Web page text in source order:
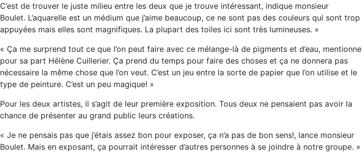
C’est de trouver le juste milieu entre les deux que je trouve intéressant, indique monsieur
Boulet. L’aquarelle est un médium que j’aime beaucoup, ce ne sont pas des couleurs qui sont trop
appuyées mais elles sont magnifiques. La plupart des toiles ici sont très lumineuses. »
« Ça me surprend tout ce que l’on peut faire avec ce mélange-là de pigments et d’eau, mentionne
pour sa part Hélène Cuillerier. Ça prend du temps pour faire des choses et ça ne donnera pas
nécessaire la même chose que l’on veut. C’est un jeu entre la sorte de papier que l’on utilise et le
type de peinture. C’est un peu magique! »
Pour les deux artistes, il s’agit de leur première exposition. Tous deux ne pensaient pas avoir la
chance de présenter au grand public leurs créations.
« Je ne pensais pas que j’étais assez bon pour exposer, ça n’a pas de bon sens!, lance monsieur
Boulet. Mais en exposant, ça pourrait intéresser d’autres personnes à se joindre à notre groupe. »